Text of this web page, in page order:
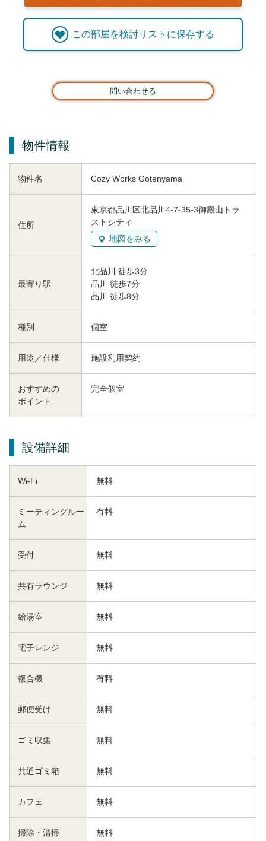
この部屋を検討リストに保存する
問い合わせる
物件情報
物件名 Cozy Works Gotenyama
住所
東京都品川区北品川4-7-35-3御殿山トラ
ストシティ
地図をみる
最寄り駅
北品川 徒歩3分
品川 徒歩7分
品川 徒歩8分
種別 個室
用途／仕様 施設利用契約
おすすめの
ポイント
完全個室
設備詳細
Wi-Fi 無料
ミーティングルー
ム
有料
受付 無料
共有ラウンジ 無料
給湯室 無料
電子レンジ 無料
複合機 有料
郵便受け 無料
ゴミ収集 無料
共通ゴミ箱 無料
カフェ 無料
掃除・清掃 無料